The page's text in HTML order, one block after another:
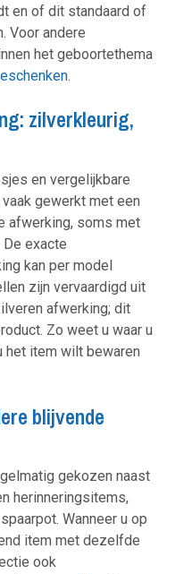
en of dit standaard of
Voor andere
het geboortethema
.
zilverkleurig,
en vergelijkbare
gewerkt met een
afwerking, soms met
exacte
kan per model
zijn vervaardigd uit
afwerking; dit
Zo weet u waar u
het item wilt bewaren
blijvende
gekozen naast
herinneringsitems,
Wanneer u op
item met dezelfde
ook